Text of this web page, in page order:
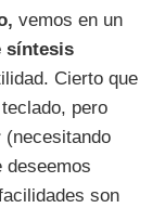
vemos en un
síntesis
Cierto que
pero
(necesitando
deseemos
son